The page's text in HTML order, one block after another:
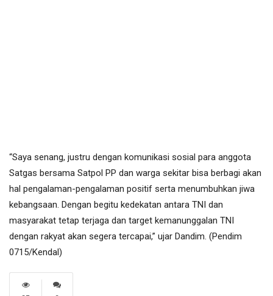
“Saya senang, justru dengan komunikasi sosial para anggota
Satgas bersama Satpol PP dan warga sekitar bisa berbagi akan
hal pengalaman-pengalaman positif serta menumbuhkan jiwa
kebangsaan. Dengan begitu kedekatan antara TNI dan
masyarakat tetap terjaga dan target kemanunggalan TNI
dengan rakyat akan segera tercapai,” ujar Dandim. (Pendim
0715/Kendal)